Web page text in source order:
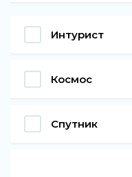
Интурист
Космос
Спутник